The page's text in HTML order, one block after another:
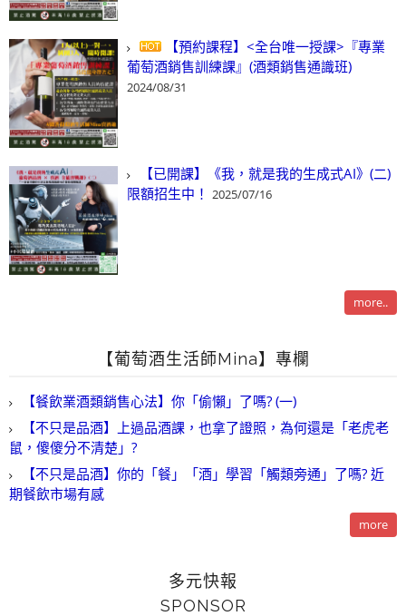
【預約課程】<全台唯一授課>『專業
葡萄酒銷售訓練課』(酒類銷售通識班)
2024/08/31
【已開課】《我，就是我的生成式AI》(二)
限額招生中！ 2025/07/16
more..
【葡萄酒生活師Mina】專欄
【餐飲業酒類銷售心法】你「偷懶」了嗎? (一)
【不只是品酒】上過品酒課，也拿了證照，為何還是「老虎老
鼠，傻傻分不清楚」?
【不只是品酒】你的「餐」「酒」學習「觸類旁通」了嗎? 近
期餐飲市場有感
more
多元快報
SPONSOR